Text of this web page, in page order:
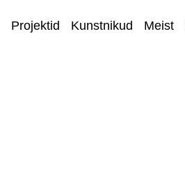
Projektid Kunstnikud Meist